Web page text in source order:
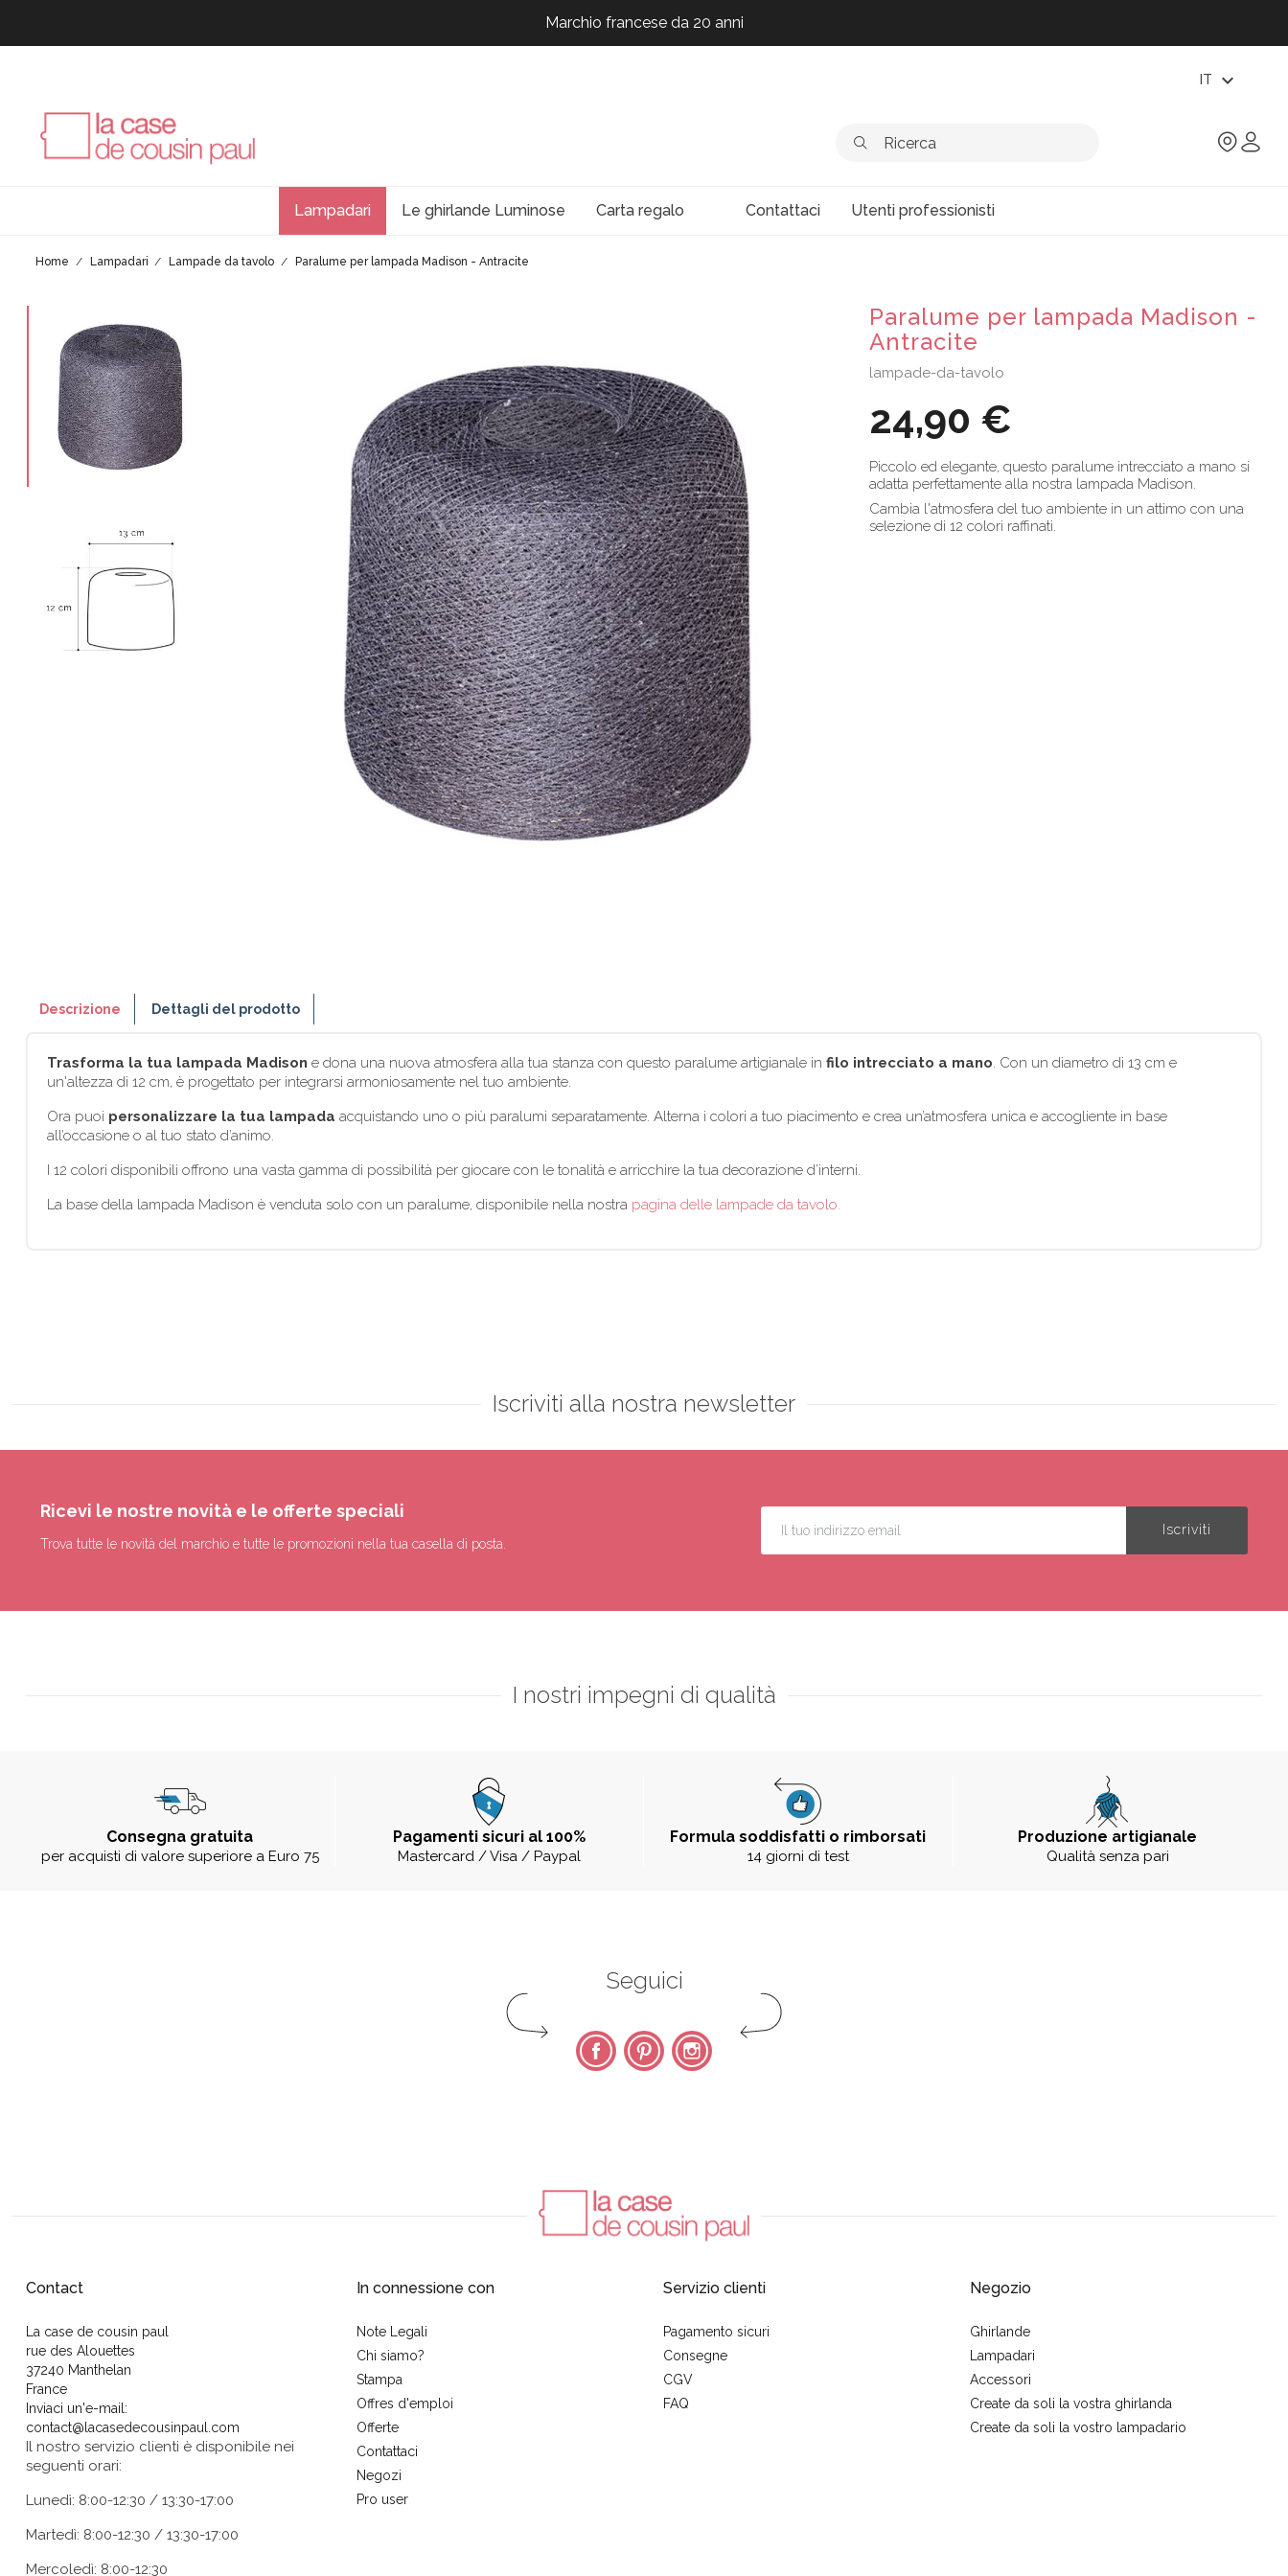
Marchio francese da 20 anni
Marchio francese da 20 anni
IT expand_more
Lampadari Le ghirlande Luminose Carta regalo Contattaci Utenti professionisti
Home Lampadari Lampade da tavolo Paralume per lampada Madison - Antracite
Paralume per lampada Madison -
Antracite
lampade-da-tavolo
24,90 €
Piccolo ed elegante, questo paralume intrecciato a mano si
adatta perfettamente alla nostra lampada Madison.
Cambia l'atmosfera del tuo ambiente in un attimo con una
selezione di 12 colori raffinati.
Descrizione Dettagli del prodotto
Trasforma la tua lampada Madison e dona una nuova atmosfera alla tua stanza con questo paralume artigianale in filo intrecciato a mano. Con un diametro di 13 cm e
un'altezza di 12 cm, è progettato per integrarsi armoniosamente nel tuo ambiente.
Ora puoi personalizzare la tua lampada acquistando uno o più paralumi separatamente. Alterna i colori a tuo piacimento e crea un’atmosfera unica e accogliente in base
all’occasione o al tuo stato d’animo.
I 12 colori disponibili offrono una vasta gamma di possibilità per giocare con le tonalità e arricchire la tua decorazione d’interni.
La base della lampada Madison è venduta solo con un paralume, disponibile nella nostra pagina delle lampade da tavolo.
Iscriviti alla nostra newsletter
Ricevi le nostre novità e le offerte speciali
Trova tutte le novità del marchio e tutte le promozioni nella tua casella di posta.
I nostri impegni di qualità
Consegna gratuita
per acquisti di valore superiore a Euro 75
Pagamenti sicuri al 100%
Mastercard / Visa / Paypal
Formula soddisfatti o rimborsati
14 giorni di test
Produzione artigianale
Qualità senza pari
Seguici
FacebookPinterest Instagram
Contact
La case de cousin paul
rue des Alouettes
37240 Manthelan
France
Inviaci un'e-mail:
contact@lacasedecousinpaul.com
Il nostro servizio clienti è disponibile nei
seguenti orari:
Lunedì: 8:00-12:30 / 13:30-17:00
Martedì: 8:00-12:30 / 13:30-17:00
Mercoledì: 8:00-12:30
In connessione con
Note Legali
Chi siamo?
Stampa
Offres d'emploi
Offerte
Contattaci
Negozi
Pro user
Servizio clienti
Pagamento sicuri
Consegne
CGV
FAQ
Negozio
Ghirlande
Lampadari
Accessori
Create da soli la vostra ghirlanda
Create da soli la vostro lampadario